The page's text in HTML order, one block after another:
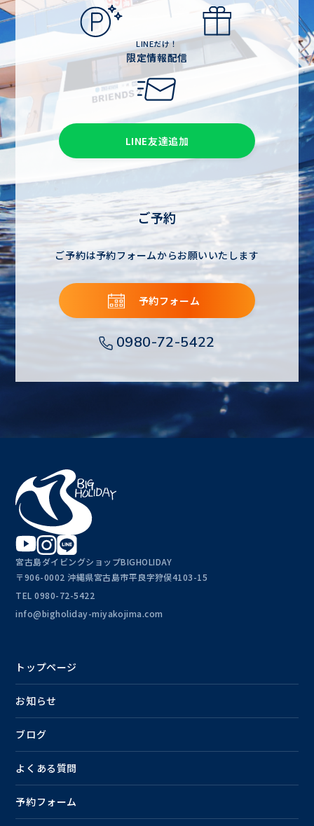
LINEだけ！
限定情報配信
LINE友達追加
ご予約
ご予約は予約フォームからお願いいたします
予約フォーム
0980-72-5422
宮古島ダイビングショップBIGHOLIDAY
〒906-0002 沖縄県宮古島市平良字狩俣4103-15
TEL0980-72-5422
info@bigholiday-miyakojima.com
トップページ
お知らせ
ブログ
よくある質問
予約フォーム